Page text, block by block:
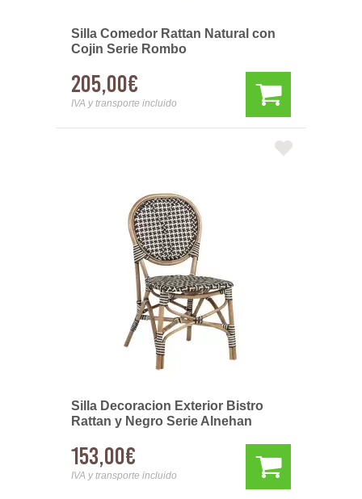
Silla Comedor Rattan Natural con
Cojin Serie Rombo
205,00€
IVA y transporte incluido
Silla Decoracion Exterior Bistro
Rattan y Negro Serie Alnehan
153,00€
IVA y transporte incluido